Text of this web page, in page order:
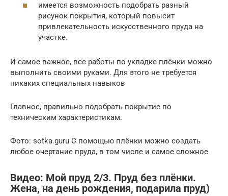
имеется возможность подобрать разный
рисунок покрытия, который повысит
привлекательность искусственного пруда на
участке.
И самое важное, все работы по укладке плёнки можно
выполнить своими руками. Для этого не требуется
никаких специальных навыков
Главное, правильно подобрать покрытие по
техническим характеристикам.
Фото: sotka.guru С помощью плёнки можно создать
любое очертание пруда, в том числе и самое сложное
Видео: Мой пруд 2/3. Пруд без плёнки.
Жена, на день рождения, подарила пруд)